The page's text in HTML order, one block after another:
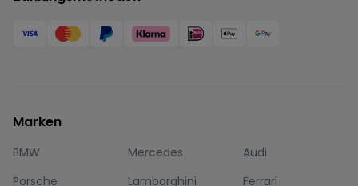
Marken
BMW Mercedes
Audi
Porsche
Lamborghini
Ferrari